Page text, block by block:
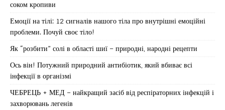
соком кропиви
Емоції на тілі: 12 сигналів нашого тіла про внутрішні емоційні
проблеми. Почуй своє тіло!
Як “розбити” солі в області шиї – природні, народні рецепти
Ось він! Потужний природний антибіотик, який вбиває всі
інфекції в організмі
ЧЕБРЕЦЬ + МЕД – найкращий засіб від респіраторних інфекцій і
захворювань легенів